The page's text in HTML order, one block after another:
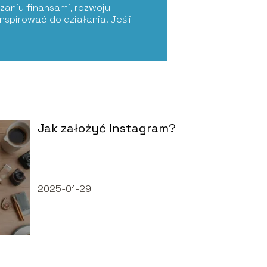
finansami, rozwoju
do działania. Jeśli
Jak założyć Instagram?
2025-01-29